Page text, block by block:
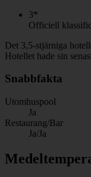
3*
Officiell
Det 3,5-stjärniga
Hotellet hade sin
Snabbfakta
Utomhuspool
Ja
Restaurang/Bar
Ja/Ja